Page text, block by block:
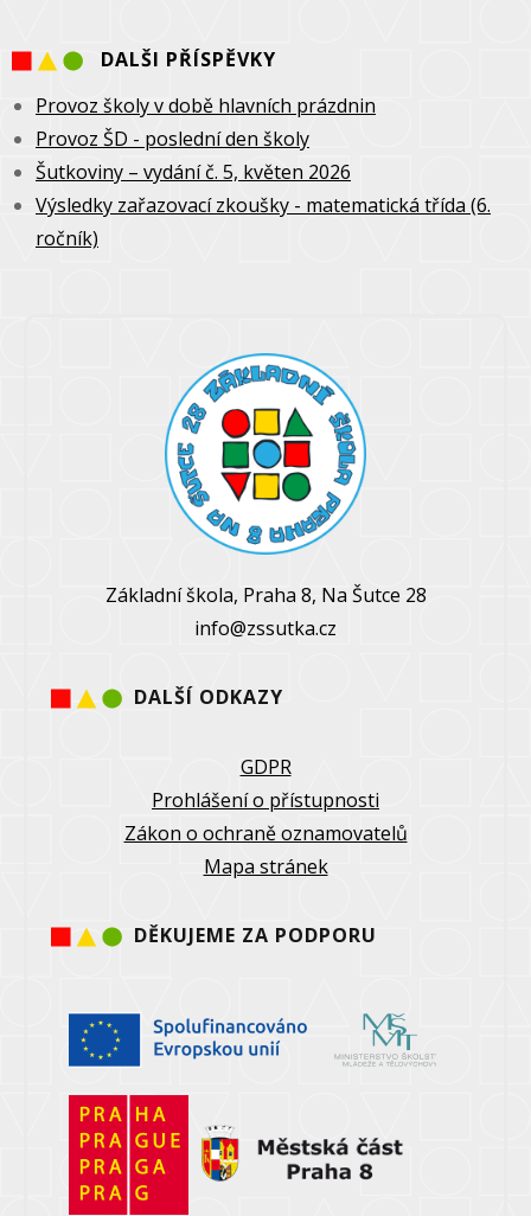
DALŠI PŘÍSPĚVKY
Provoz školy v době hlavních prázdnin
Provoz ŠD - poslední den školy
Šutkoviny – vydání č. 5, květen 2026
Výsledky zařazovací zkoušky - matematická třída (6.
ročník)
Základní škola, Praha 8, Na Šutce 28
info@zssutka.cz
DALŠÍ ODKAZY
GDPR
Prohlášení o přístupnosti
Zákon o ochraně oznamovatelů
Mapa stránek
DĚKUJEME ZA PODPORU